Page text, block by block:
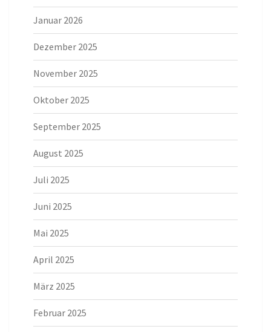
Januar 2026
Dezember 2025
November 2025
Oktober 2025
September 2025
August 2025
Juli 2025
Juni 2025
Mai 2025
April 2025
März 2025
Februar 2025